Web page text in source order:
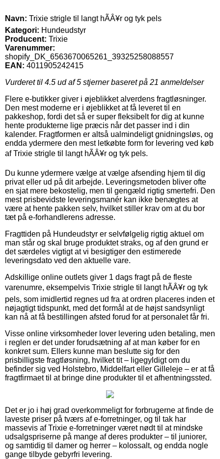
Navn: Trixie strigle til langt hÃÂ¥r og tyk pels
Kategori: Hundeudstyr
Producent: Trixie
Varenummer:
shopify_DK_6563670065261_39325258088557
EAN: 4011905242415
Vurderet til 4.5 ud af 5 stjerner baseret på 21 anmeldelser
Flere e-butikker giver i øjeblikket alverdens fragtløsninger.
Den mest moderne er i øjeblikket at få leveret til en
pakkeshop, fordi det så er super fleksibelt for dig at kunne
hente produkterne lige præcis når det passer ind i din
kalender. Fragtformen er altså ualmindeligt gnidningsløs, og
endda ydermere den mest letkøbte form for levering ved køb
af Trixie strigle til langt hÃÂ¥r og tyk pels.
Du kunne ydermere vælge at vælge afsending hjem til dig
privat eller ud på dit arbejde. Leveringsmetoden bliver ofte
en sjat mere bekostelig, men til gengæld rigtig smertefri. Den
mest prisbevidste leveringsmanér kan ikke benægtes at
være at hente pakken selv, hvilket stiller krav om at du bor
tæt på e-forhandlerens adresse.
Fragttiden på Hundeudstyr er selvfølgelig rigtig aktuel om
man står og skal bruge produktet straks, og af den grund er
det særdeles vigtigt at vi besigtiger den estimerede
leveringsdato ved den aktuelle vare.
Adskillige online outlets giver 1 dags fragt på de fleste
varenumre, eksempelvis Trixie strigle til langt hÃÂ¥r og tyk
pels, som imidlertid regnes ud fra at ordren placeres inden et
nøjagtigt tidspunkt, med det formål at de højst sandsynligt
kan nå at få bestillingen afsted forud for at personalet får fri.
Visse online virksomheder lover levering uden betaling, men
i reglen er det under forudsætning af at man køber for en
konkret sum. Ellers kunne man beslutte sig for den
prisbilligste fragtløsning, hvilket tit – ligegyldigt om du
befinder sig ved Holstebro, Middelfart eller Gilleleje – er at få
fragtfirmaet til at bringe dine produkter til et afhentningssted.
Det er jo i høj grad overkommeligt for forbrugerne at finde de
laveste priser på tværs af e-forretninger, og til tak har
massevis af Trixie e-forretninger været nødt til at mindske
udsalgspriserne på mange af deres produkter – til juniorer,
og samtidig til damer og herrer – kolossalt, og endda nogle
gange tilbyde gebyrfri levering.